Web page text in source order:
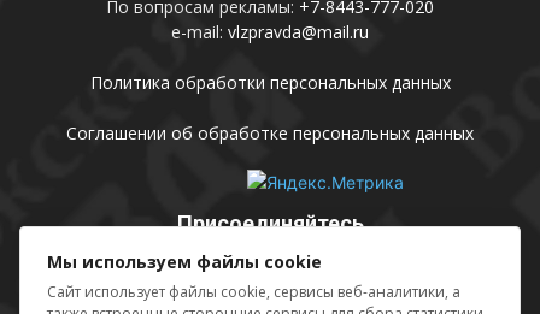
По вопросам рекламы: +7-8443-777-020
e-mail: vlzpravda@mail.ru
Политика обработки персональных данных
Соглашении об обработке персональных данных
Присоединяйтесь
Мы используем файлы cookie
Сайт использует файлы cookie, сервисы веб-аналитики, а